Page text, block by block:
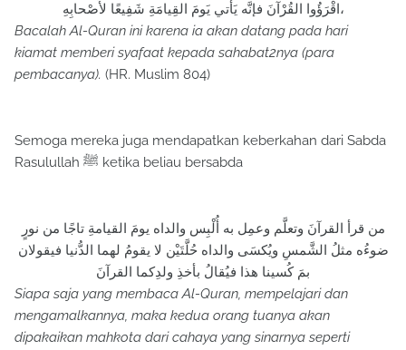
اقْرَؤُوا القُرْآنَ فإنَّه يَأْتي يَومَ القِيامَةِ شَفِيعًا لأَصْحابِهِ،
Bacalah Al-Quran ini karena ia akan datang pada hari
kiamat memberi syafaat kepada sahabat2nya (para
pembacanya). (HR. Muslim 804)
Semoga mereka juga mendapatkan keberkahan dari Sabda
Rasulullah ﷺ ketika beliau bersabda
من قرأ القرآنَ وتعلَّم وعمِل به أُلْبِس والداه يومَ القيامةِ تاجًا من نورٍ
ضوءُه مثلُ الشَّمسِ ويُكسَى والداه حُلَّتَيْن لا يقومُ لهما الدُّنيا فيقولان
بمَ كُسينا هذا فيُقالُ بأخذِ ولدِكما القرآنَ
Siapa saja yang membaca Al-Quran, mempelajari dan
mengamalkannya, maka kedua orang tuanya akan
dipakaikan mahkota dari cahaya yang sinarnya seperti